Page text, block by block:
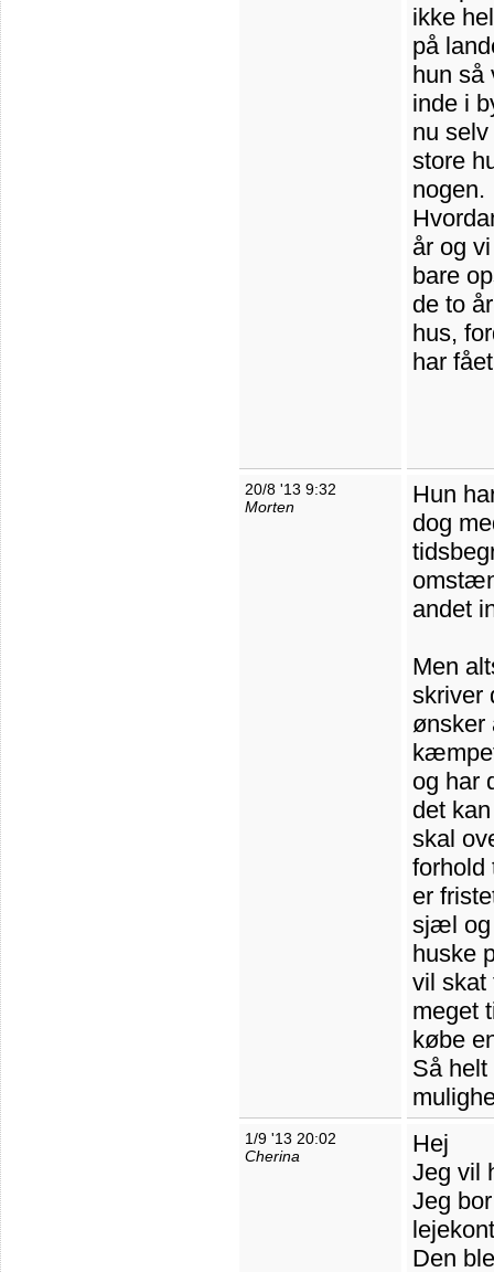
ikke
på
hun så
inde i
nu
store
nogen.
år og
bare
de to
hus,
har
20/8 '13 9:32
Morten
Hun
dog
andet
Men
skriver
ønsker
og har
det
skal
forhold
er
sjæl og
huske
vil skat
meget
købe
Så
1/9 '13 20:02
Cherina
Hej
Jeg vil
Jeg
Den